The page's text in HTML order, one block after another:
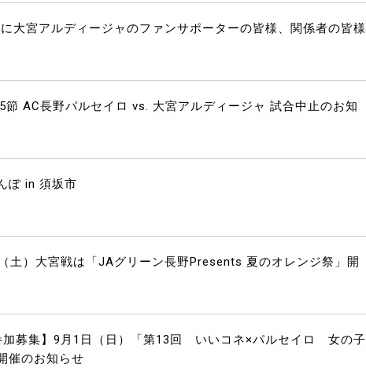
大宮アルディージャのファンサポーターの皆様、関係者の皆様
AC長野パルセイロ vs. 大宮アルディージャ 試合中止のお知
ぽ in 須坂市
土）大宮戦は「JAグリーン長野Presents 夏のオレンジ祭」開
加募集】9月1日（日）「第13回 いいコネ×パルセイロ 女の子
催のお知らせ